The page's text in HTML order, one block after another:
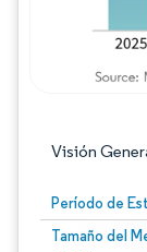
Visión
Período de
Tamaño del